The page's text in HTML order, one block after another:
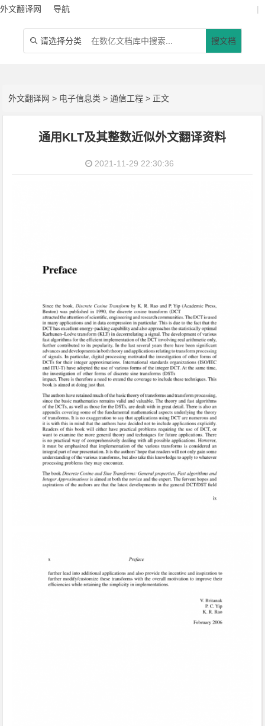
外文翻译网 导航 |
 请选择分类 搜文档
外文翻译网 > 电子信息类 >通信工程 > 正文
通用KLT及其整数近似外文翻译资料
2021-11-29 22:30:36